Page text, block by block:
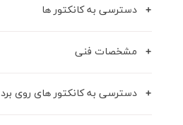
دسترسی به کانکتور ها
مشخصات فنی
دسترسی به کانکتور های روی برد